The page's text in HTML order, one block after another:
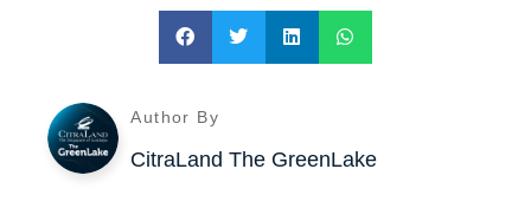
Author By
CitraLand The GreenLake